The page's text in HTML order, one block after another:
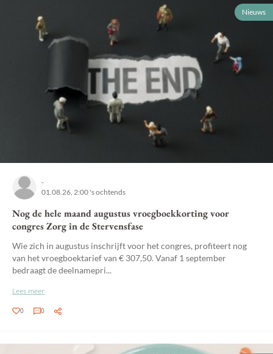
Nieuws
-
01.08.26, 2:00 's ochtends
Nog de hele maand augustus vroegboekkorting voor
congres Zorg in de Stervensfase
Wie zich in augustus inschrijft voor het congres, profiteert nog
van het vroegboektarief van € 307,50. Vanaf 1 september
bedraagt de deelnamepri...
Lees meer
0 0